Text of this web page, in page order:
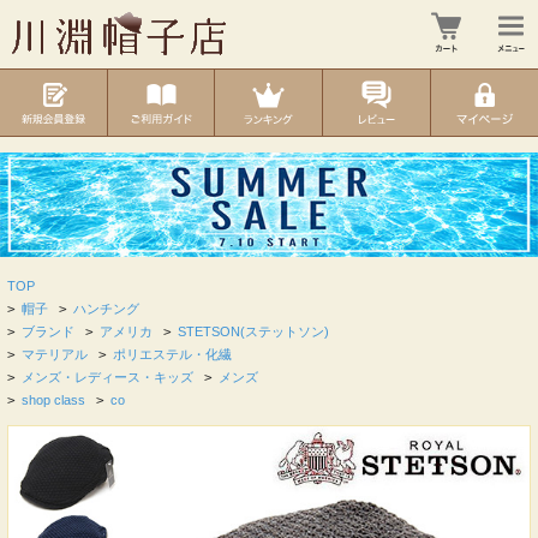
TOP
> 帽子 > ハンチング
> ブランド > アメリカ > STETSON(ステットソン)
> マテリアル > ポリエステル・化繊
> メンズ・レディース・キッズ > メンズ
> shop class > co